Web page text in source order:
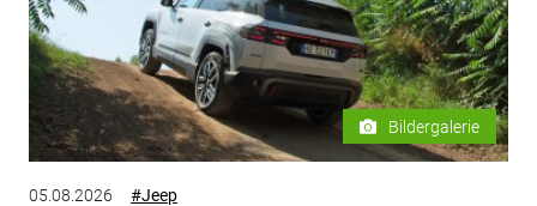
Bildergalerie
05.08.2026 #Jeep